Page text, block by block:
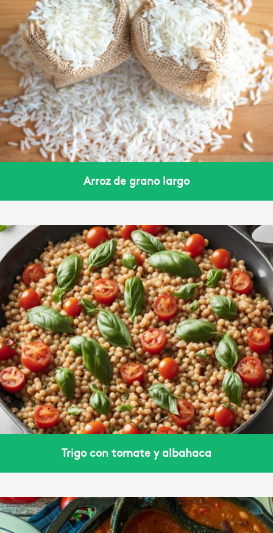
Arroz de grano largo
Trigo con tomate y albahaca